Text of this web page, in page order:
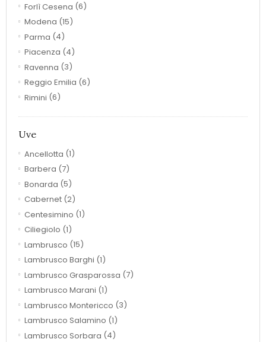
Forlì Cesena (6)
Modena (15)
Parma (4)
Piacenza (4)
Ravenna (3)
Reggio Emilia (6)
Rimini (6)
Uve
Ancellotta (1)
Barbera (7)
Bonarda (5)
Cabernet (2)
Centesimino (1)
Ciliegiolo (1)
Lambrusco (15)
Lambrusco Barghi (1)
Lambrusco Grasparossa (7)
Lambrusco Marani (1)
Lambrusco Montericco (3)
Lambrusco Salamino (1)
Lambrusco Sorbara (4)